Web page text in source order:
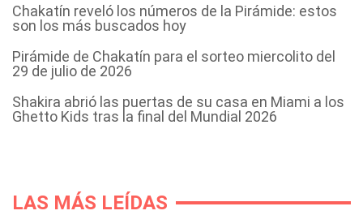
Chakatín reveló los números de la Pirámide: estos
son los más buscados hoy
Pirámide de Chakatín para el sorteo miercolito del
29 de julio de 2026
Shakira abrió las puertas de su casa en Miami a los
Ghetto Kids tras la final del Mundial 2026
LAS MÁS LEÍDAS